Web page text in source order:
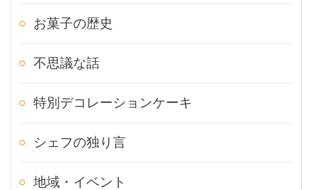
お菓子の歴史
不思議な話
特別デコレーションケーキ
シェフの独り言
地域・イベント